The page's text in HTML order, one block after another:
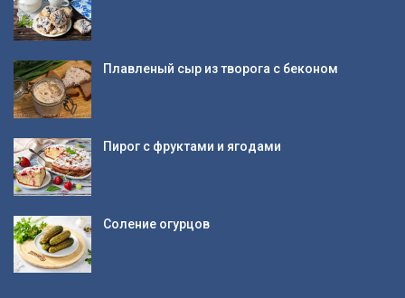
Плавленый сыр из творога с беконом
Пирог с фруктами и ягодами
Соление огурцов